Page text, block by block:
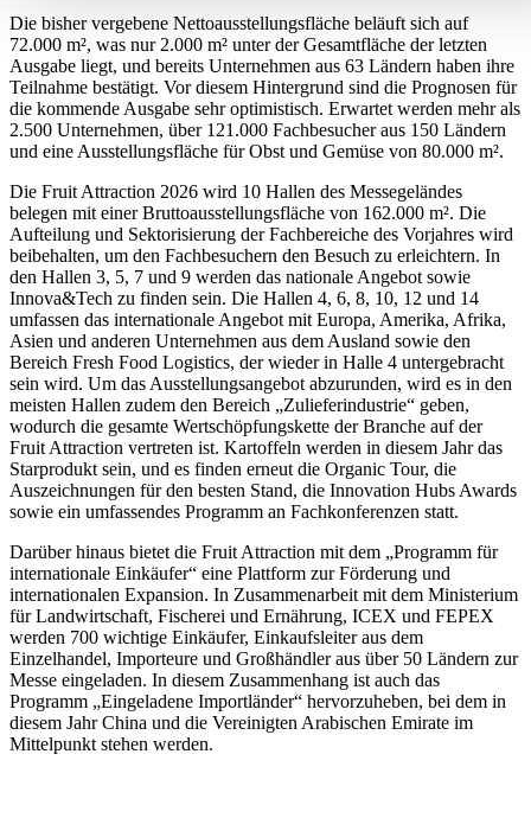
Die bisher vergebene Nettoausstellungsfläche beläuft sich auf
72.000 m², was nur 2.000 m² unter der Gesamtfläche der letzten
Ausgabe liegt, und bereits Unternehmen aus 63 Ländern haben ihre
Teilnahme bestätigt. Vor diesem Hintergrund sind die Prognosen für
die kommende Ausgabe sehr optimistisch. Erwartet werden mehr als
2.500 Unternehmen, über 121.000 Fachbesucher aus 150 Ländern
und eine Ausstellungsfläche für Obst und Gemüse von 80.000 m².
Die Fruit Attraction 2026 wird 10 Hallen des Messegeländes
belegen mit einer Bruttoausstellungsfläche von 162.000 m². Die
Aufteilung und Sektorisierung der Fachbereiche des Vorjahres wird
beibehalten, um den Fachbesuchern den Besuch zu erleichtern. In
den Hallen 3, 5, 7 und 9 werden das nationale Angebot sowie
Innova&Tech zu finden sein. Die Hallen 4, 6, 8, 10, 12 und 14
umfassen das internationale Angebot mit Europa, Amerika, Afrika,
Asien und anderen Unternehmen aus dem Ausland sowie den
Bereich Fresh Food Logistics, der wieder in Halle 4 untergebracht
sein wird. Um das Ausstellungsangebot abzurunden, wird es in den
meisten Hallen zudem den Bereich „Zulieferindustrie“ geben,
wodurch die gesamte Wertschöpfungskette der Branche auf der
Fruit Attraction vertreten ist. Kartoffeln werden in diesem Jahr das
Starprodukt sein, und es finden erneut die Organic Tour, die
Auszeichnungen für den besten Stand, die Innovation Hubs Awards
sowie ein umfassendes Programm an Fachkonferenzen statt.
Darüber hinaus bietet die Fruit Attraction mit dem „Programm für
internationale Einkäufer“ eine Plattform zur Förderung und
internationalen Expansion. In Zusammenarbeit mit dem Ministerium
für Landwirtschaft, Fischerei und Ernährung, ICEX und FEPEX
werden 700 wichtige Einkäufer, Einkaufsleiter aus dem
Einzelhandel, Importeure und Großhändler aus über 50 Ländern zur
Messe eingeladen. In diesem Zusammenhang ist auch das
Programm „Eingeladene Importländer“ hervorzuheben, bei dem in
diesem Jahr China und die Vereinigten Arabischen Emirate im
Mittelpunkt stehen werden.